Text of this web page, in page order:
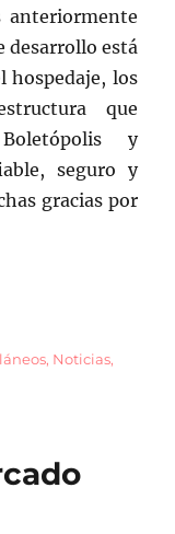
anteriormente
desarrollo está
hospedaje, los
que
y
seguro y
gracias por
, Noticias,